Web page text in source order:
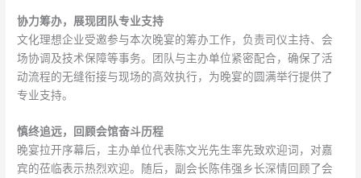
协力筹办，展现团队专业支持
文化理想企业受邀参与本次晚宴的筹办工作，负责司仪主持、会
场协调及技术保障等事务。团队与主办单位紧密配合，确保了活
动流程的无缝衔接与现场的高效执行，为晚宴的圆满举行提供了
专业支持。
慎终追远，回顾会馆奋斗历程
晚宴拉开序幕后，主办单位代表陈文光先生率先致欢迎词，对嘉
宾的莅临表示热烈欢迎。随后，副会长陈伟强乡长深情回顾了会